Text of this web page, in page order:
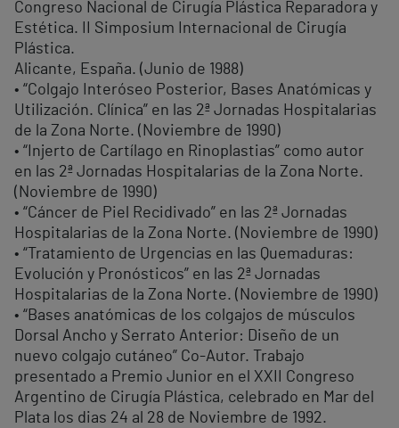
Congreso Nacional de Cirugía Plástica Reparadora y
Estética. II Simposium Internacional de Cirugía
Plástica.
Alicante, España. (Junio de 1988)
• “Colgajo Interóseo Posterior, Bases Anatómicas y
Utilización. Clínica” en las 2ª Jornadas Hospitalarias
de la Zona Norte. (Noviembre de 1990)
• “Injerto de Cartílago en Rinoplastias” como autor
en las 2ª Jornadas Hospitalarias de la Zona Norte.
(Noviembre de 1990)
• “Cáncer de Piel Recidivado” en las 2ª Jornadas
Hospitalarias de la Zona Norte. (Noviembre de 1990)
• “Tratamiento de Urgencias en las Quemaduras:
Evolución y Pronósticos” en las 2ª Jornadas
Hospitalarias de la Zona Norte. (Noviembre de 1990)
• “Bases anatómicas de los colgajos de músculos
Dorsal Ancho y Serrato Anterior: Diseño de un
nuevo colgajo cutáneo” Co-Autor. Trabajo
presentado a Premio Junior en el XXII Congreso
Argentino de Cirugía Plástica, celebrado en Mar del
Plata los dias 24 al 28 de Noviembre de 1992.